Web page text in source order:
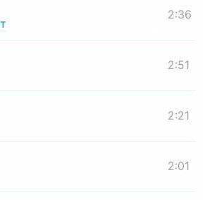
2:36
2:51
2:21
2:01